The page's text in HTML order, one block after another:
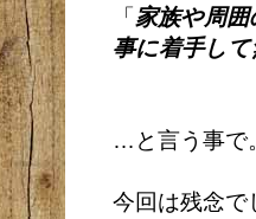
「 家族や周
事に着手し
…と言う事で
今回は残念で